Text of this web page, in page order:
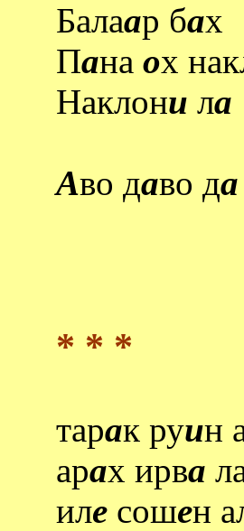
Балаар бах
Пана ох
Наклони ла
Аво даво да
* * *
тарак руин
арах ирва
иле сошен